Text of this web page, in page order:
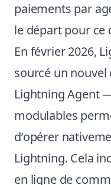
paiements par
le départ pour ce
En février 2026,
sourcé un nouvel
Lightning Agent
modulables
d’opérer
Lightning. Cela
en ligne de